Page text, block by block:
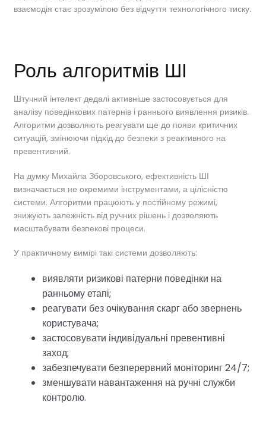
взаємодія стає зрозумілою без відчуття технологічного тиску.
Роль алгоритмів ШІ
Штучний інтелект дедалі активніше застосовується для
аналізу поведінкових патернів і раннього виявлення ризиків.
Алгоритми дозволяють реагувати ще до появи критичних
ситуацій, змінюючи підхід до безпеки з реактивного на
превентивний.
На думку Михайла Зборовського, ефективність ШІ
визначається не окремими інструментами, а цілісністю
системи. Алгоритми працюють у постійному режимі,
знижують залежність від ручних рішень і дозволяють
масштабувати безпекові процеси.
У практичному вимірі такі системи дозволяють:
виявляти ризикові патерни поведінки на
ранньому етапі;
реагувати без очікування скарг або звернень
користувача;
застосовувати індивідуальні превентивні
заход;
забезпечувати безперервний моніторинг 24/7;
зменшувати навантаження на ручні служби
контролю.